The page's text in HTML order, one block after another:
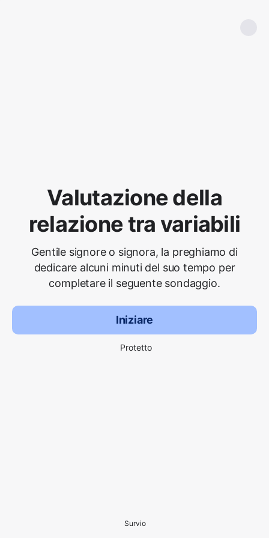
Valutazione della
relazione tra variabili
Gentile signore o signora, la preghiamo di
dedicare alcuni minuti del suo tempo per
completare il seguente sondaggio.
Iniziare
Protetto
Survio